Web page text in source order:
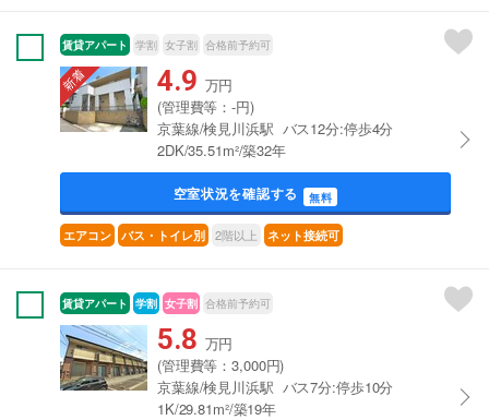
賃貸アパート 学割 女子割 合格前予約可
4.9 万円
(管理費等：-円)
京葉線/検見川浜駅 バス12分:停歩4分
2DK/35.51m²/築32年
空室状況を確認する 無料
エアコン バス・トイレ別 2階以上 ネット接続可
賃貸アパート 学割 女子割 合格前予約可
5.8 万円
(管理費等：3,000円)
京葉線/検見川浜駅 バス7分:停歩10分
1K/29.81m²/築19年